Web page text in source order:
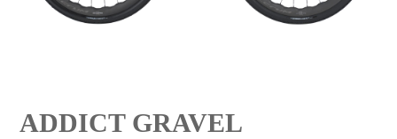
ADDICT GRAVEL